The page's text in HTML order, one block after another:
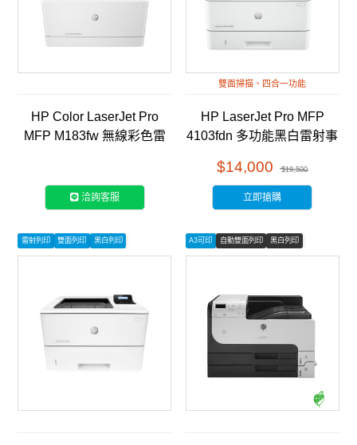
HP Color LaserJet Pro
MFP M183fw 無線彩色雷
洽詢客服
雙面掃描、四合一功能
HP LaserJet Pro MFP
4103fdn 多功能黑白雷射事
$14,000 $19,500
立即搶購
雷射列印 雙面列印 黑白列印 A3可印 自動雙面列印 黑白列印